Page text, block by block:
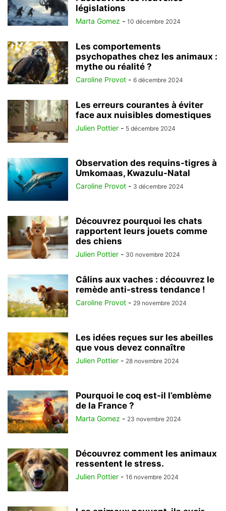
législations
Marta Gomez - 10 décembre 2024
Les comportements
psychopathes chez les animaux :
mythe ou réalité ?
Caroline Provot - 6 décembre 2024
Les erreurs courantes à éviter
face aux nuisibles domestiques
Julien Pottier - 5 décembre 2024
Observation des requins-tigres à
Umkomaas, Kwazulu-Natal
Caroline Provot - 3 décembre 2024
Découvrez pourquoi les chats
rapportent leurs jouets comme
des chiens
Julien Pottier - 30 novembre 2024
Câlins aux vaches : découvrez le
remède anti-stress tendance !
Caroline Provot - 29 novembre 2024
Les idées reçues sur les abeilles
que vous devez connaître
Julien Pottier - 28 novembre 2024
Pourquoi le coq est-il l’emblème
de la France ?
Marta Gomez - 23 novembre 2024
Découvrez comment les animaux
ressentent le stress.
Julien Pottier - 16 novembre 2024